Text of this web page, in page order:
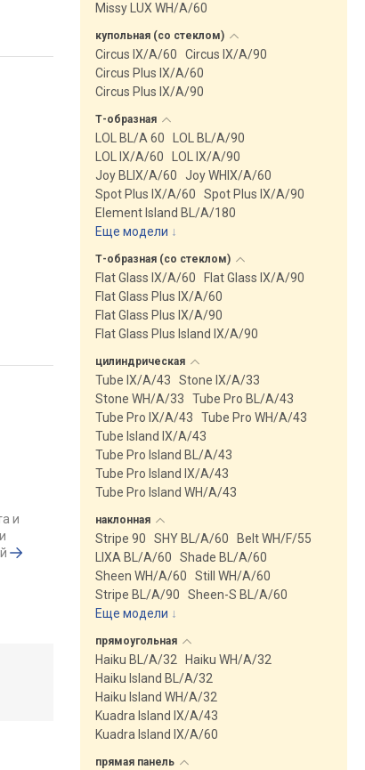
и
Missy LUX WH/A/60
купольная (со стеклом)
Circus IX/A/60
Circus IX/A/90
Circus Plus IX/A/60
Circus Plus IX/A/90
Т-образная
LOL BL/A 60
LOL BL/A/90
LOL IX/A/60
LOL IX/A/90
Joy BLIX/A/60
Joy WHIX/A/60
Spot Plus IX/A/60
Spot Plus IX/A/90
Element Island BL/A/180
Еще модели ↓
Т-образная (со стеклом)
Flat Glass IX/A/60
Flat Glass IX/A/90
Flat Glass Plus IX/A/60
Flat Glass Plus IX/A/90
Flat Glass Plus Island IX/A/90
цилиндрическая
Tube IX/A/43
Stone IX/A/33
Stone WH/A/33
Tube Pro BL/A/43
Tube Pro IX/A/43
Tube Pro WH/A/43
Tube Island IX/A/43
Tube Pro Island BL/A/43
Tube Pro Island IX/A/43
Tube Pro Island WH/A/43
наклонная
Stripe 90 SHY BL/A/60
Belt WH/F/55
LIXA BL/A/60
Shade BL/A/60
Sheen WH/A/60
Still WH/A/60
Stripe BL/A/90
Sheen-S BL/A/60
Еще модели ↓
прямоугольная
Haiku BL/A/32
Haiku WH/A/32
Haiku Island BL/A/32
Haiku Island WH/A/32
Kuadra Island IX/A/43
Kuadra Island IX/A/60
прямая панель